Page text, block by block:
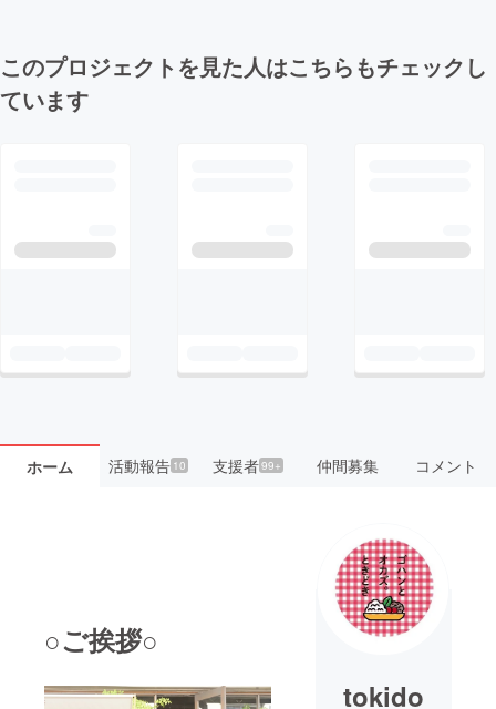
このプロジェクトを見た人はこちらもチェックし
ています
ホーム 活動報告10 支援者99+ 仲間募集 コメント
○ご挨拶○
tokido